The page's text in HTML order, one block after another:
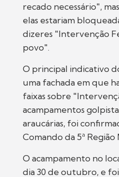
recado necessário",
elas estariam
dizeres "Intervenção
povo".
O principal indicativo
uma fachada em que
faixas sobre
acampamentos
araucárias, foi
Comando da 5ª
O acampamento no
dia 30 de outubro, e